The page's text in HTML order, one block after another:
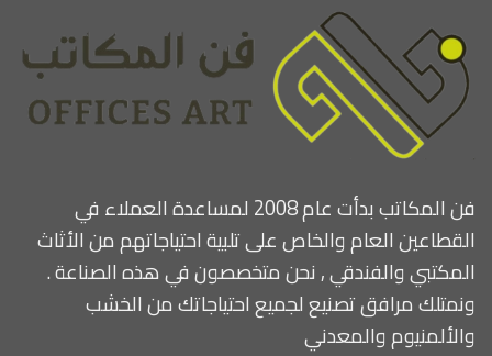
فن المكاتب بدأت عام 2008 لمساعدة العملاء في
القطاعين العام والخاص على تلبية احتياجاتهم من الأثاث
المكتبي والفندقي , نحن متخصصون في هذه الصناعة .
ونمتلك مرافق تصنيع لجميع احتياجاتك من الخشب
والألمنيوم والمعدني